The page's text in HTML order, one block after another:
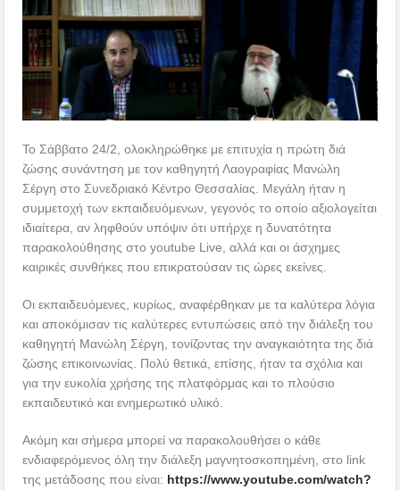
Το Σάββατο 24/2, ολοκληρώθηκε με επιτυχία η πρώτη διά
ζώσης συνάντηση με τον καθηγητή Λαογραφίας Μανώλη
Σέργη στο Συνεδριακό Κέντρο Θεσσαλίας. Μεγάλη ήταν η
συμμετοχή των εκπαιδευόμενων, γεγονός το οποίο αξιολογείται
ιδιαίτερα, αν ληφθούν υπόψιν ότι υπήρχε η δυνατότητα
παρακολούθησης στο youtube Live, αλλά και οι άσχημες
καιρικές συνθήκες που επικρατούσαν τις ώρες εκείνες.
Οι εκπαιδευόμενες, κυρίως, αναφέρθηκαν με τα καλύτερα λόγια
και αποκόμισαν τις καλύτερες εντυπώσεις από την διάλεξη του
καθηγητή Μανώλη Σέργη, τονίζοντας την αναγκαιότητα της διά
ζώσης επικοινωνίας. Πολύ θετικά, επίσης, ήταν τα σχόλια και
για την ευκολία χρήσης της πλατφόρμας και το πλούσιο
εκπαιδευτικό και ενημερωτικό υλικό.
Ακόμη και σήμερα μπορεί να παρακολουθήσει ο κάθε
ενδιαφερόμενος όλη την διάλεξη μαγνητοσκοπημένη, στο link
της μετάδοσης που είναι: https://www.youtube.com/watch?